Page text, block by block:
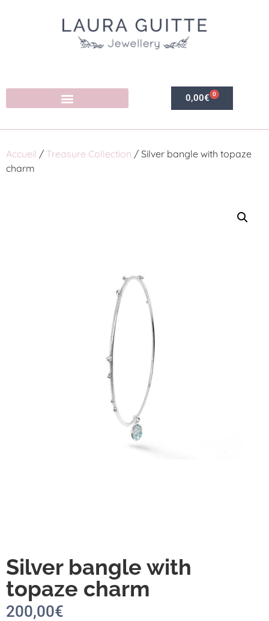
0,00€ 0
Accueil / Treasure Collection / Silver bangle with topaze
charm
Silver bangle with
topaze charm
200,00€